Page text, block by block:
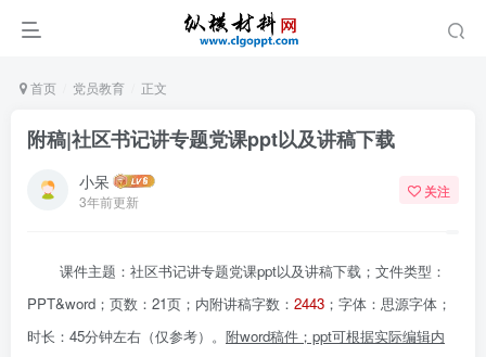
首页 党员教育 正文
附稿|社区书记讲专题党课ppt以及讲稿下载
小呆
3年前更新
关注
课件主题：社区书记讲专题党课ppt以及讲稿下载；文件类型：
PPT&word；页数：21页；内附讲稿字数： 2443 ；字体：思源字体；
时长：45分钟左右（仅参考）。 附word稿件；ppt可根据实际编辑内